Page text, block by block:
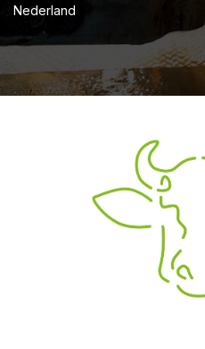
Nederland